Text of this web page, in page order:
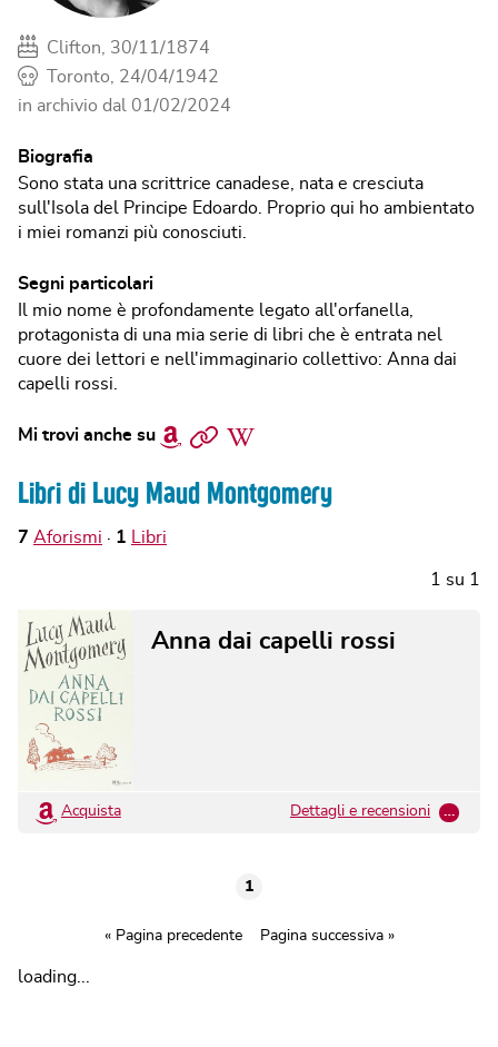
Clifton, 30/11/1874
Toronto, 24/04/1942
in archivio dal 01/02/2024
Biografia
Sono stata una scrittrice canadese, nata e cresciuta
sull'Isola del Principe Edoardo. Proprio qui ho ambientato
i miei romanzi più conosciuti.
Segni particolari
Il mio nome è profondamente legato all'orfanella,
protagonista di una mia serie di libri che è entrata nel
cuore dei lettori e nell'immaginario collettivo: Anna dai
capelli rossi.
Mi trovi anche su Amazon
Sito Wikipedia
Libri di Lucy Maud Montgomery
7 Aforismi 1 Libri
1 su 1
Anna dai capelli rossi
Acquista Dettagli e recensioni …
1
« Pagina precedente Pagina successiva »
loading...